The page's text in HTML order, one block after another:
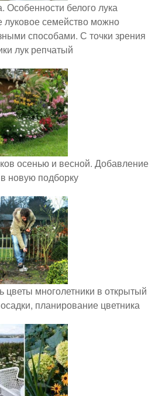
Особенности белого лука
луковое семейство можно
способами. С точки зрения
лук репчатый
осенью и весной. Добавление
новую подборку
цветы многолетники в открытый
планирование цветника